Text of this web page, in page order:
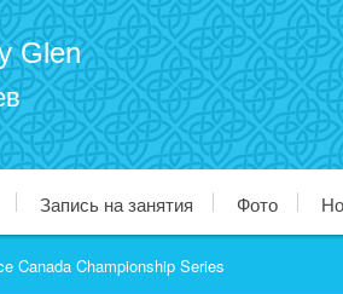
Glen
Запись на занятия Фото
Canada Championship Series